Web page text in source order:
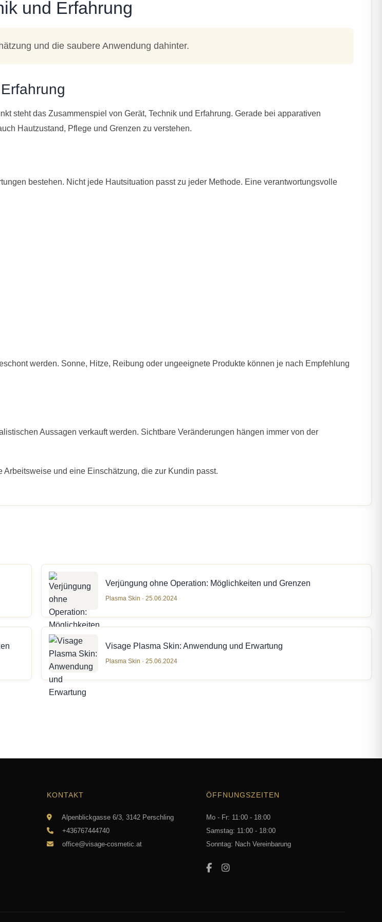
und Erfahrung
und die saubere Anwendung dahinter.
steht das Zusammenspiel von Gerät, Technik und Erfahrung. Gerade bei apparativen
Hautzustand, Pflege und Grenzen zu verstehen.
bestehen. Nicht jede Hautsituation passt zu jeder Methode. Eine verantwortungsvolle
werden. Sonne, Hitze, Reibung oder ungeeignete Produkte können je nach Empfehlung
Aussagen verkauft werden. Sichtbare Veränderungen hängen immer von der
und eine Einschätzung, die zur Kundin passt.
Verjüngung ohne Operation: Möglichkeiten und Grenzen
Plasma Skin · 25.06.2024
Visage Plasma Skin: Anwendung und Erwartung
Plasma Skin · 25.06.2024
KONTAKT
Alpenblickgasse 6/3, 3142 Perschling
+436767444740
office@visage-cosmetic.at
ÖFFNUNGSZEITEN
Mo - Fr: 11:00 - 18:00
Samstag: 11:00 - 18:00
Sonntag: Nach Vereinbarung